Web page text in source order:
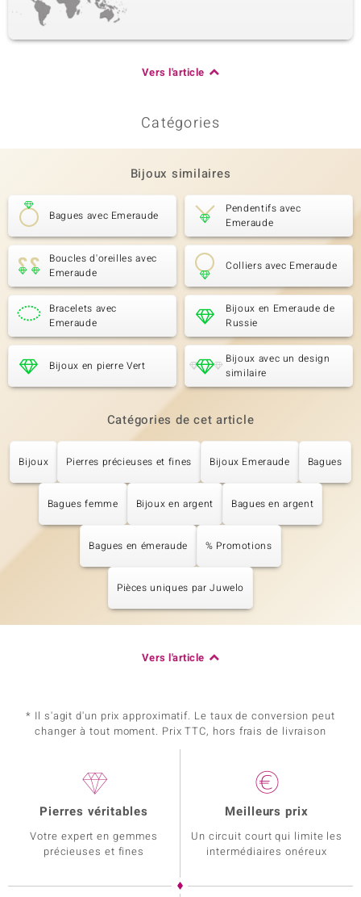
Vers l'article
Catégories
Bijoux similaires
Bagues avec Emeraude
Pendentifs avec
Emeraude
Boucles d'oreilles avec
Emeraude
Colliers avec Emeraude
Bracelets avec
Emeraude
Bijoux en Emeraude de
Russie
Bijoux en pierre Vert
Bijoux avec un design
similaire
Catégories de cet article
Bijoux Pierres précieuses et fines Bijoux Emeraude Bagues
Bagues femme Bijoux en argent Bagues en argent
Bagues en émeraude % Promotions
Pièces uniques par Juwelo
Vers l'article
* Il s'agit d'un prix approximatif. Le taux de conversion peut
changer à tout moment. Prix TTC, hors frais de livraison
Pierres véritables
Votre expert en gemmes
précieuses et fines
Meilleurs prix
Un circuit court qui limite les
intermédiaires onéreux